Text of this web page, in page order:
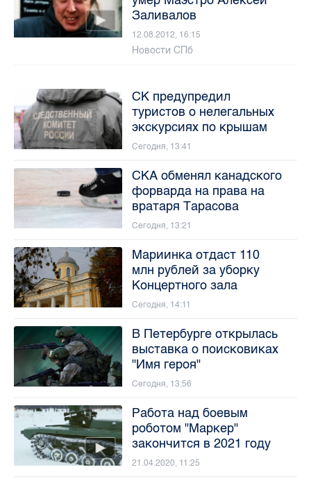
Заливалов
12.08.2012, 16:15
Новости СПб
СК предупредил
туристов о нелегальных
экскурсиях по крышам
Сегодня, 13:41
СКА обменял канадского
форварда на права на
вратаря Тарасова
Сегодня, 13:21
Мариинка отдаст 110
млн рублей за уборку
Концертного зала
Сегодня, 14:11
В Петербурге открылась
выставка о поисковиках
"Имя героя"
Сегодня, 13:56
Работа над боевым
роботом "Маркер"
закончится в 2021 году
21.04.2020, 11:25